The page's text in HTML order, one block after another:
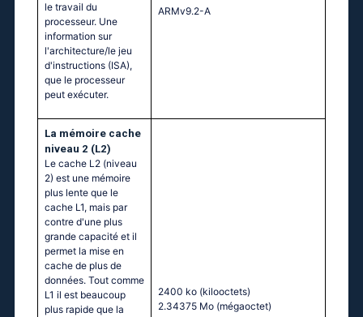
le travail du
processeur. Une
information sur
l'architecture/le jeu
d'instructions (ISA),
que le processeur
peut exécuter.
ARMv9.2-A
La mémoire cache
niveau 2 (L2)
Le cache L2 (niveau
2) est une mémoire
plus lente que le
cache L1, mais par
contre d'une plus
grande capacité et il
permet la mise en
cache de plus de
données. Tout comme
L1 il est beaucoup
plus rapide que la
2400 ko (kilooctets)
2.34375 Mo (mégaoctet)